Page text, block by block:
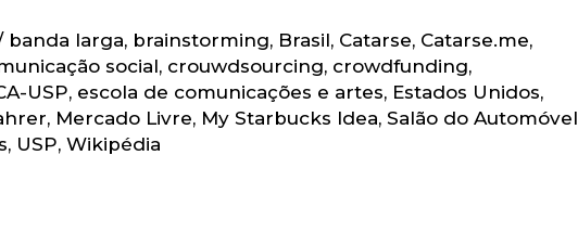
banda larga, brainstorming, Brasil, Catarse, Catarse.me,
social, crouwdsourcing, crowdfunding,
USP, escola de comunicações e artes, Estados Unidos,
, Mercado Livre, My Starbucks Idea, Salão do Automóvel
, USP, Wikipédia